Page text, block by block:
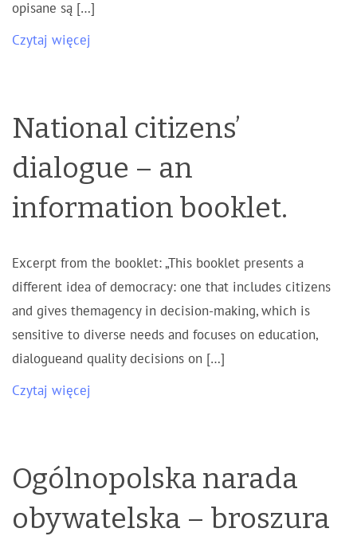
opisane są […]
Czytaj więcej
National citizens’
dialogue – an
information booklet.
Excerpt from the booklet: „This booklet presents a
different idea of democracy: one that includes citizens
and gives themagency in decision-making, which is
sensitive to diverse needs and focuses on education,
dialogueand quality decisions on […]
Czytaj więcej
Ogólnopolska narada
obywatelska – broszura